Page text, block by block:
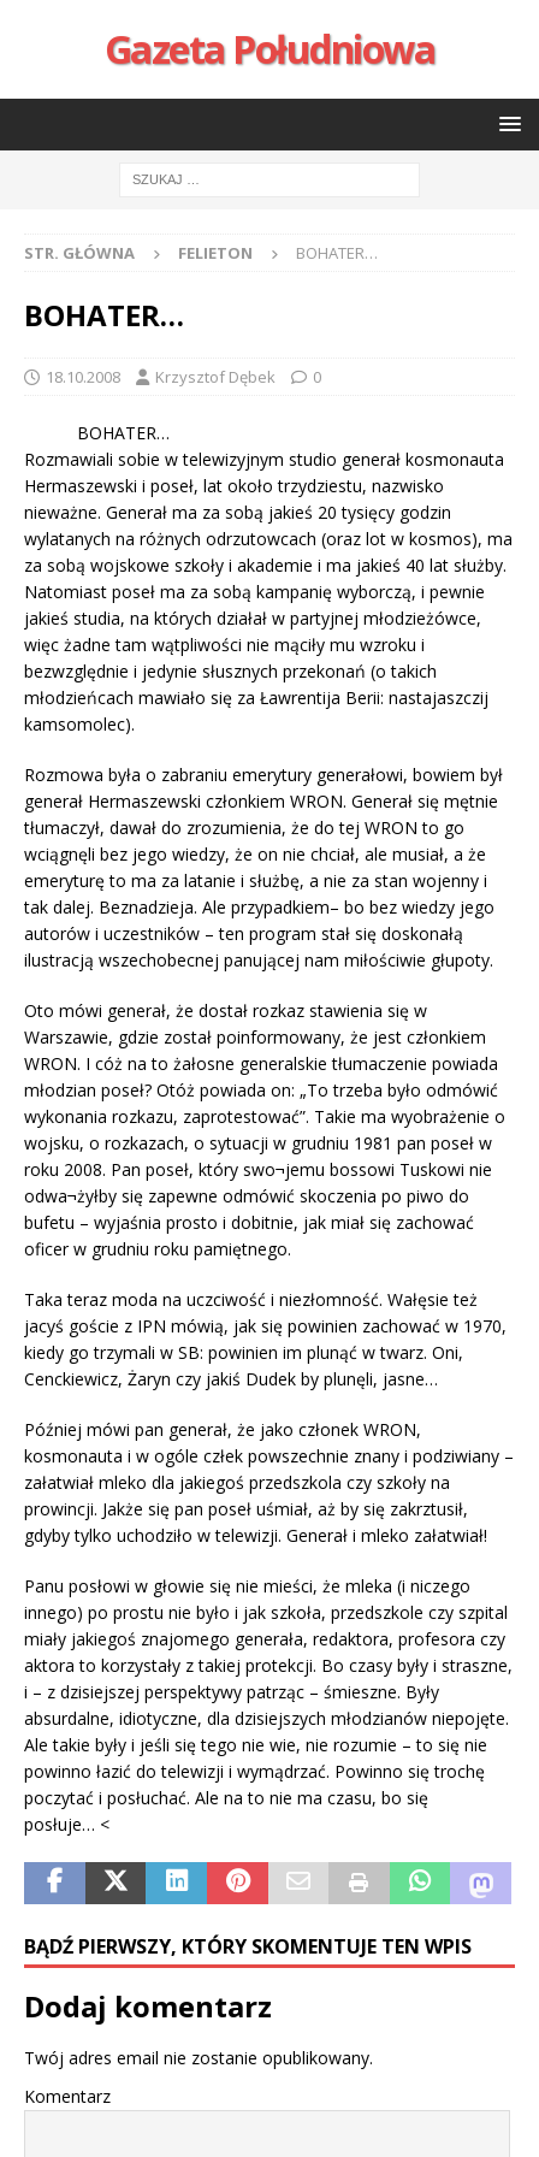
Gazeta Południowa
STR. GŁÓWNA FELIETON BOHATER…
BOHATER…
18.10.2008 Krzysztof Dębek 0
BOHATER…
Rozmawiali sobie w telewizyjnym studio generał kosmonauta
Hermaszewski i poseł, lat około trzydziestu, nazwisko
nieważne. Generał ma za sobą jakieś 20 tysięcy godzin
wylatanych na różnych odrzutowcach (oraz lot w kosmos), ma
za sobą wojskowe szkoły i akademie i ma jakieś 40 lat służby.
Natomiast poseł ma za sobą kampanię wyborczą, i pewnie
jakieś studia, na których działał w partyjnej młodzieżówce,
więc żadne tam wątpliwości nie mąciły mu wzroku i
bezwzględnie i jedynie słusznych przekonań (o takich
młodzieńcach mawiało się za Ławrentija Berii: nastajaszczij
kamsomolec).
Rozmowa była o zabraniu emerytury generałowi, bowiem był
generał Hermaszewski członkiem WRON. Generał się mętnie
tłumaczył, dawał do zrozumienia, że do tej WRON to go
wciągnęli bez jego wiedzy, że on nie chciał, ale musiał, a że
emeryturę to ma za latanie i służbę, a nie za stan wojenny i
tak dalej. Beznadzieja. Ale przypadkiem– bo bez wiedzy jego
autorów i uczestników – ten program stał się doskonałą
ilustracją wszechobecnej panującej nam miłościwie głupoty.
Oto mówi generał, że dostał rozkaz stawienia się w
Warszawie, gdzie został poinformowany, że jest członkiem
WRON. I cóż na to żałosne generalskie tłumaczenie powiada
młodzian poseł? Otóż powiada on: „To trzeba było odmówić
wykonania rozkazu, zaprotestować”. Takie ma wyobrażenie o
wojsku, o rozkazach, o sytuacji w grudniu 1981 pan poseł w
roku 2008. Pan poseł, który swo¬jemu bossowi Tuskowi nie
odwa¬żyłby się zapewne odmówić skoczenia po piwo do
bufetu – wyjaśnia prosto i dobitnie, jak miał się zachować
oficer w grudniu roku pamiętnego.
Taka teraz moda na uczciwość i niezłomność. Wałęsie też
jacyś goście z IPN mówią, jak się powinien zachować w 1970,
kiedy go trzymali w SB: powinien im plunąć w twarz. Oni,
Cenckiewicz, Żaryn czy jakiś Dudek by plunęli, jasne…
Później mówi pan generał, że jako członek WRON,
kosmonauta i w ogóle człek powszechnie znany i podziwiany –
załatwiał mleko dla jakiegoś przedszkola czy szkoły na
prowincji. Jakże się pan poseł uśmiał, aż by się zakrztusił,
gdyby tylko uchodziło w telewizji. Generał i mleko załatwiał!
Panu posłowi w głowie się nie mieści, że mleka (i niczego
innego) po prostu nie było i jak szkoła, przedszkole czy szpital
miały jakiegoś znajomego generała, redaktora, profesora czy
aktora to korzystały z takiej protekcji. Bo czasy były i straszne,
i – z dzisiejszej perspektywy patrząc – śmieszne. Były
absurdalne, idiotyczne, dla dzisiejszych młodzianów niepojęte.
Ale takie były i jeśli się tego nie wie, nie rozumie – to się nie
powinno łazić do telewizji i wymądrzać. Powinno się trochę
poczytać i posłuchać. Ale na to nie ma czasu, bo się
posłuje… <
BĄDŹ PIERWSZY, KTÓRY SKOMENTUJE TEN WPIS
Dodaj komentarz
Twój adres email nie zostanie opublikowany.
Komentarz